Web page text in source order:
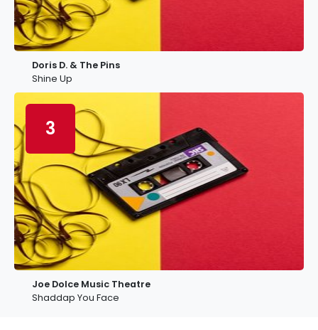
Doris D. & The Pins
Shine Up
3
Joe Dolce Music Theatre
Shaddap You Face